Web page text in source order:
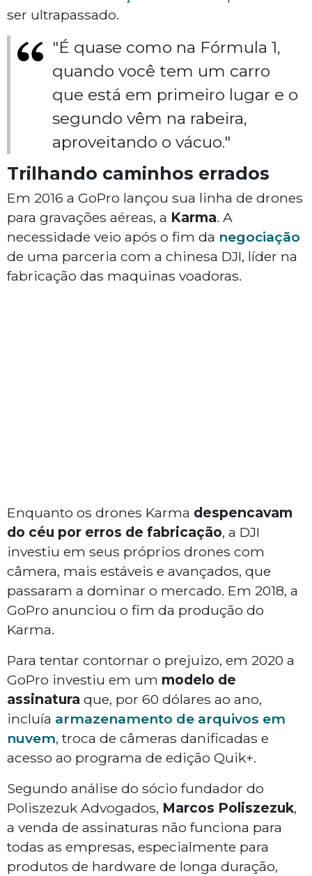
ser ultrapassado.
"É quase como na Fórmula 1,
quando você tem um carro
que está em primeiro lugar e o
segundo vêm na rabeira,
aproveitando o vácuo."
Trilhando caminhos errados
Em 2016 a GoPro lançou sua linha de drones
para gravações aéreas, a Karma. A
necessidade veio após o fim da negociação
de uma parceria com a chinesa DJI, líder na
fabricação das maquinas voadoras.
Enquanto os drones Karma despencavam
do céu por erros de fabricação, a DJI
investiu em seus próprios drones com
câmera, mais estáveis e avançados, que
passaram a dominar o mercado. Em 2018, a
GoPro anunciou o fim da produção do
Karma.
Para tentar contornar o prejuizo, em 2020 a
GoPro investiu em um modelo de
assinatura que, por 60 dólares ao ano,
incluía armazenamento de arquivos em
nuvem, troca de câmeras danificadas e
acesso ao programa de edição Quik+.
Segundo análise do sócio fundador do
Poliszezuk Advogados, Marcos Poliszezuk,
a venda de assinaturas não funciona para
todas as empresas, especialmente para
produtos de hardware de longa duração,